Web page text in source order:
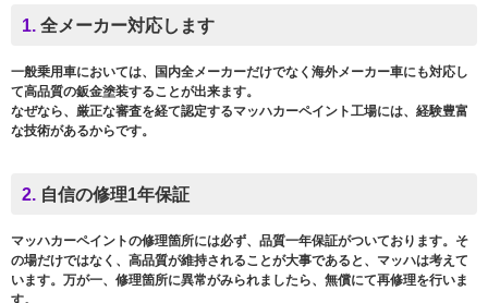
1. 全メーカー対応します
一般乗用車においては、国内全メーカーだけでなく海外メーカー車にも対応し
て高品質の鈑金塗装することが出来ます。
なぜなら、厳正な審査を経て認定するマッハカーペイント工場には、経験豊富
な技術があるからです。
2. 自信の修理1年保証
マッハカーペイントの修理箇所には必ず、品質一年保証がついております。そ
の場だけではなく、高品質が維持されることが大事であると、マッハは考えて
います。万が一、修理箇所に異常がみられましたら、無償にて再修理を行いま